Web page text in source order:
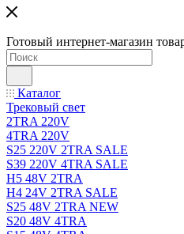
Готовый интернет-магазин
Каталог
Трековый свет
2TRA 220V
4TRA 220V
S25 220V 2TRA SALE
S39 220V 4TRA SALE
H5 48V 2TRA
H4 24V 2TRA SALE
S25 48V 2TRA NEW
S20 48V 4TRA